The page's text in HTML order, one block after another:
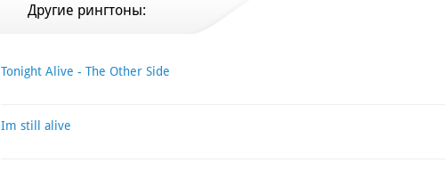
Другие рингтоны:
Tonight Alive - The Other Side
Im still alive